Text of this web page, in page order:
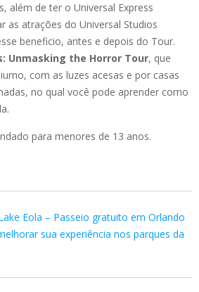
além de ter o Universal Express
as atrações do Universal Studios
beneficio, antes e depois do Tour.
Unmasking the Horror Tour, que
com as luzes acesas e por casas
no qual você pode aprender como
para menores de 13 anos.
Eola – Passeio gratuito em Orlando
sua experiência nos parques da